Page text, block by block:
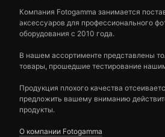
Компания Fotogamma занимается
аксессуаров для профессионального
оборудования с 2010 года.
В нашем ассортименте представлены
товары, прошедшие тестирование
Продукция плохого качества
предложить вашему вниманию
продукты.
О компании Fotogamma